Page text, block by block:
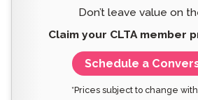
Don’t leave value on
Claim your CLTA member
Schedule a
*Prices subject to change